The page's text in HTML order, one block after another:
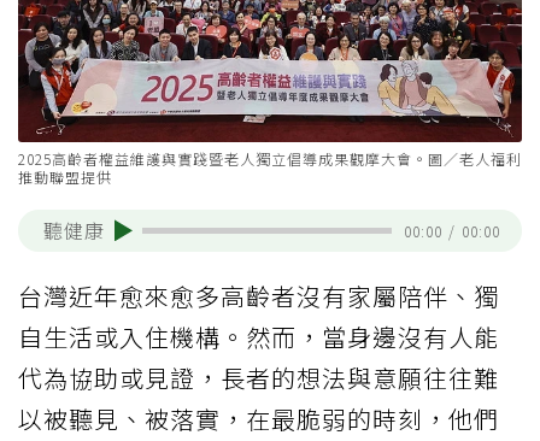
2025高齡者權益維護與實踐暨老人獨立倡導成果觀摩大會。圖／老人福利
推動聯盟提供
聽健康 00:00 / 00:00
台灣近年愈來愈多高齡者沒有家屬陪伴、獨
自生活或入住機構。然而，當身邊沒有人能
代為協助或見證，長者的想法與意願往往難
以被聽見、被落實，在最脆弱的時刻，他們